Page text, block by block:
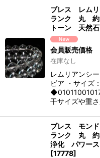
ブレス レム
ランク 丸
トーン 天然
会員販売価格
在庫なし
レムリアンシ
ビア ・サイズ
干サイズや重
ブレス モン
ランク 丸
浄化 パワー
[17778]